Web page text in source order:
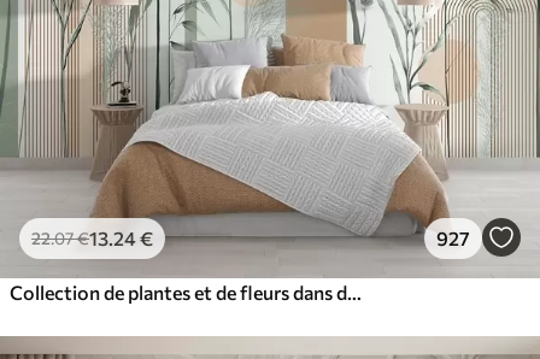
22.07€13 .24€ 927